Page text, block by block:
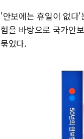
'안보에는 휴일이 없다
험을 바탕으로 국가안
묶었다.